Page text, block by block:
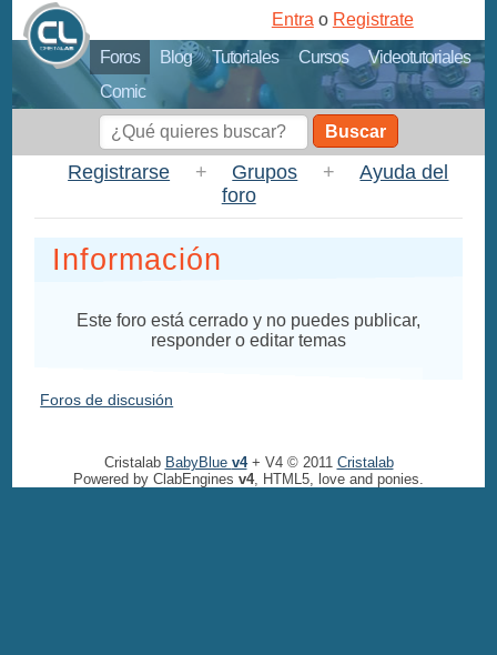
Foros Blog Tutoriales Cursos
Videotutoriales
Comic
Entra o Registrate
Buscar
Registrarse + Grupos +
Ayuda del
foro
Información
Este foro está cerrado y no puedes publicar,
responder o editar temas
Foros de discusión
Cristalab BabyBlue v4+ V4 © 2011 Cristalab
Powered by ClabEngines v4, HTML5, love and ponies.